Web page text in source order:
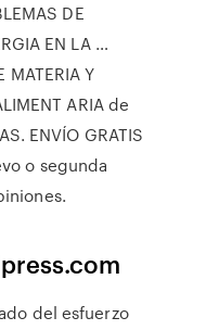
DE
EN LA …
MATERIA Y
ARIA de
ENVÍO GRATIS
o segunda
del esfuerzo